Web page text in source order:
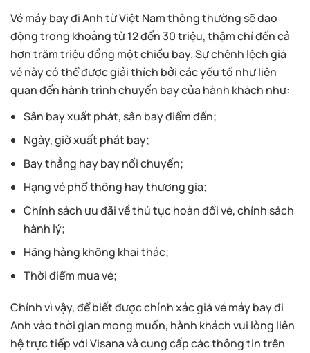
Vé máy bay đi Anh từ Việt Nam thông thường sẽ dao
động trong khoảng từ 12 đến 30 triệu, thậm chí đến cả
hơn trăm triệu đồng một chiều bay. Sự chênh lệch giá
vé này có thể được giải thích bởi các yếu tố như liên
quan đến hành trình chuyến bay của hành khách như:
Sân bay xuất phát, sân bay điểm đến;
Ngày, giờ xuất phát bay;
Bay thẳng hay bay nối chuyến;
Hạng vé phổ thông hay thương gia;
Chính sách ưu đãi về thủ tục hoàn đổi vé, chính sách
hành lý;
Hãng hàng không khai thác;
Thời điểm mua vé;
Chính vì vậy, để biết được chính xác giá vé máy bay đi
Anh vào thời gian mong muốn, hành khách vui lòng liên
hệ trực tiếp với Visana và cung cấp các thông tin trên